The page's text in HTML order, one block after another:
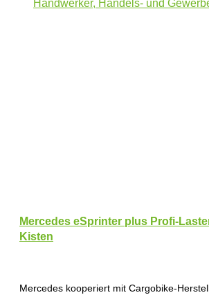
Mercedes eSprinter plus Profi-
Kisten
Mercedes kooperiert mit Cargobike-